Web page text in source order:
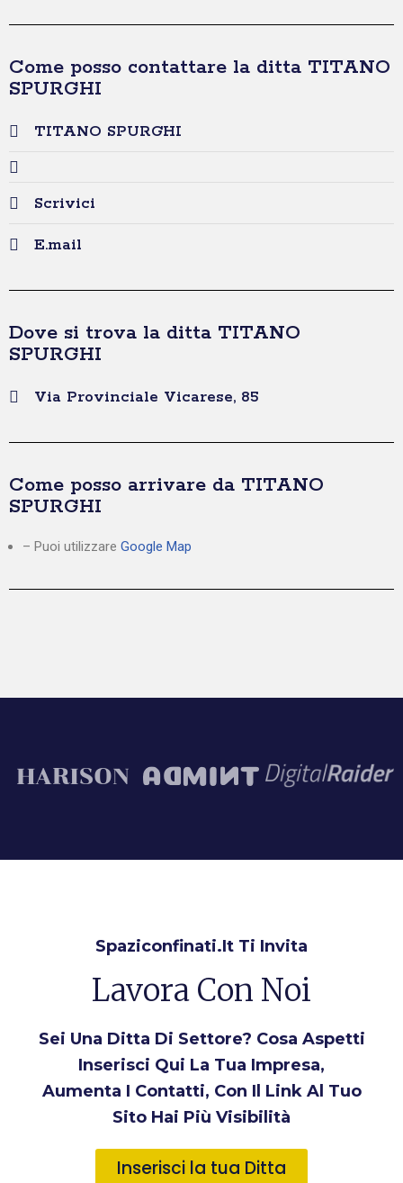
Come posso contattare la ditta TITANO
SPURGHI
TITANO SPURGHI
Scrivici
E.mail
Dove si trova la ditta TITANO
SPURGHI
Via Provinciale Vicarese, 85
Come posso arrivare da TITANO
SPURGHI
– Puoi utilizzare Google Map
Spaziconfinati.it Ti Invita
Lavora Con Noi
Sei Una Ditta Di Settore? Cosa Aspetti
Inserisci Qui La Tua Impresa,
Aumenta I Contatti, Con Il Link Al Tuo
Sito Hai Più Visibilità
Inserisci la tua Ditta